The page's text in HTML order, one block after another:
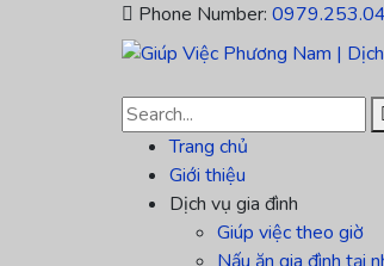
Phone Number:
Trang chủ
Giới thiệu
Dịch vụ gia đình
Giúp việc theo giờ